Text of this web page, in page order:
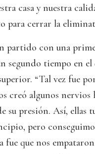
casa y nuestra
para cerrar la
partido con una
segundo tiempo en el
“Tal vez fue
creó algunos nervios
su presión. Así, ellas
pero
fue que nos